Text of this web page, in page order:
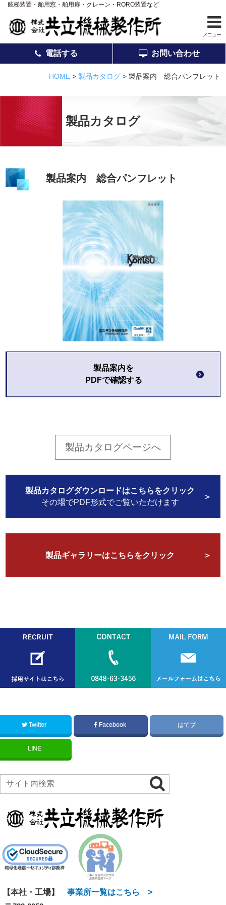
ホーム
事業案内
製品紹介
アフターサービス
会社案内
お知らせ
English
動画ギャラリー
製品カタログ
お問い合わせ
業務に関するお問い合わせ
プライバシーポリシー
舷梯装置・舶用窓・舶用扉・クレーン・RORO装置など
メニュー
電話する お問い合わせ
HOME> 製品カタログ> 製品案内 総合パンフレット
製品カタログ
製品案内 総合パンフレット
製品案内を
PDFで確認する
製品カタログページへ
製品カタログダウンロードはこちらをクリック
その場でPDF形式でご覧いただけます
製品ギャラリーはこちらをクリック
Twitter Facebook はてブ
LINE
【本社・工場】 事業所一覧はこちら >